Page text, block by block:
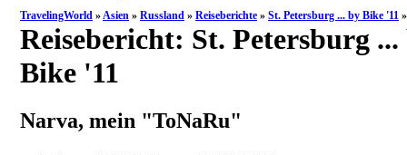
TravelingWorld »Asien » Russland » Reiseberichte » St. Petersburg ... by Bike '11
Reisebericht: St. Petersburg ...
Bike '11
Narva, mein "ToNaRu"